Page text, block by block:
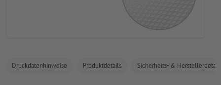
Druckdatenhinweise Produktdetails Sicherheits- &